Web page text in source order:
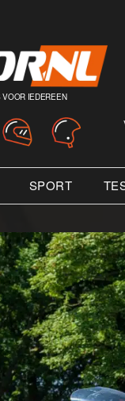
VOOR IEDEREEN
SPORT